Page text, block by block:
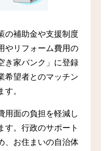
の補助金や支援制度
やリフォーム費用の
き家バンク」に登録
希望者とのマッチン
。
用面の負担を軽減し
す。行政のサポート
、お住まいの自治体